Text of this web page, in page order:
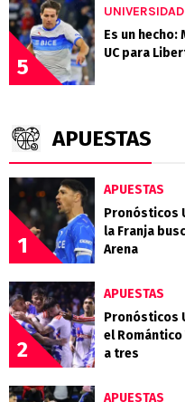
5
Es un
UC para
APUESTAS
1
APUESTAS
Pronósticos
la Franja
Arena
2
APUESTAS
Pronósticos
el
a tres
APUESTAS